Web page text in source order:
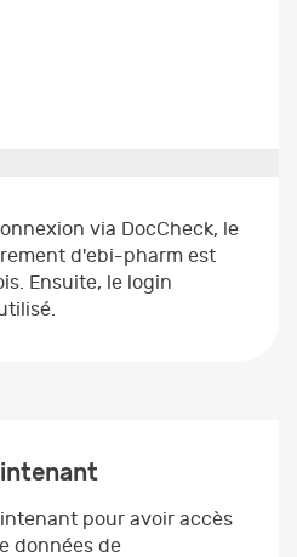
via DocCheck, le
d'ebi-pharm est
Ensuite, le login
pour avoir accès
données de